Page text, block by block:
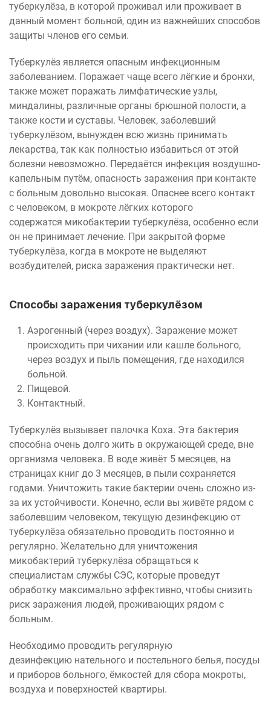
туберкулёза, в которой проживал или проживает в
данный момент больной, один из важнейших способов
защиты членов его семьи.
Туберкулёз является опасным инфекционным
заболеванием. Поражает чаще всего лёгкие и бронхи,
также может поражать лимфатические узлы,
миндалины, различные органы брюшной полости, а
также кости и суставы. Человек, заболевший
туберкулёзом, вынужден всю жизнь принимать
лекарства, так как полностью избавиться от этой
болезни невозможно. Передаётся инфекция воздушно-
капельным путём, опасность заражения при контакте
с больным довольно высокая. Опаснее всего контакт
с человеком, в мокроте лёгких которого
содержатся микобактерии туберкулёза, особенно если
он не принимает лечение. При закрытой форме
туберкулёза, когда в мокроте не выделяют
возбудителей, риска заражения практически нет.
Способы заражения туберкулёзом
Аэрогенный (через воздух). Заражение может
происходить при чихании или кашле больного,
через воздух и пыль помещения, где находился
больной.
Пищевой.
Контактный.
Туберкулёз вызывает палочка Коха. Эта бактерия
способна очень долго жить в окружающей среде, вне
организма человека. В воде живёт 5 месяцев, на
страницах книг до 3 месяцев, в пыли сохраняется
годами. Уничтожить такие бактерии очень сложно из-
за их устойчивости. Конечно, если вы живёте рядом с
заболевшим человеком, текущую дезинфекцию от
туберкулёза обязательно проводить постоянно и
регулярно. Желательно для уничтожения
микобактерий туберкулёза обращаться к
специалистам службы СЭС, которые проведут
обработку максимально эффективно, чтобы снизить
риск заражения людей, проживающих рядом с
больным.
Необходимо проводить регулярную
дезинфекцию нательного и постельного белья, посуды
и приборов больного, ёмкостей для сбора мокроты,
воздуха и поверхностей квартиры.